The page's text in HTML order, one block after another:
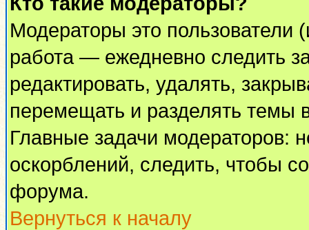
Модераторы это пользователи
работа — ежедневно следить
редактировать, удалять,
перемещать и разделять темы
Главные задачи модераторов:
оскорблений, следить, чтобы
форума.
Вернуться к началу